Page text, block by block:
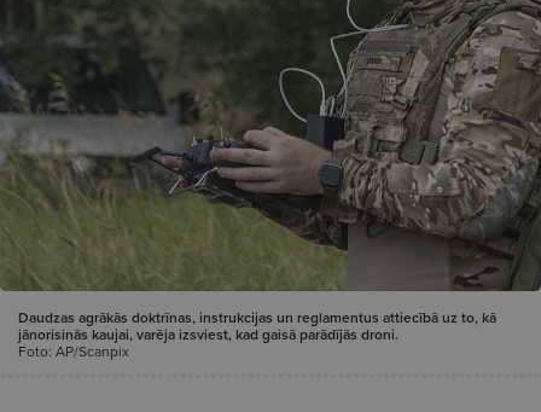
Daudzas agrākās doktrīnas, instrukcijas un reglamentus attiecībā uz to, kā
jānorisinās kaujai, varēja izsviest, kad gaisā parādījās droni.
Foto: AP/Scanpix